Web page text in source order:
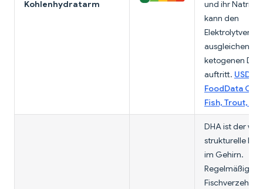
Kohlenhydratarm
und ihr
kann den
Elektrolytverlust
ausgleichen,
ketogenen
auftritt. USDA
FoodData
Fish, Trout,
DHA ist der
strukturelle
im Gehirn.
Regelmäßiger
Fischverzehr